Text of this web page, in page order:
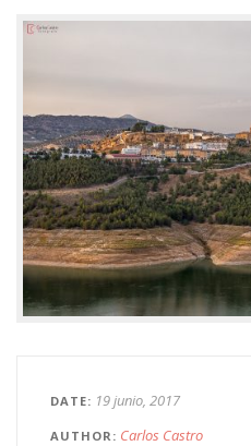
DATE 19 junio, 2017
AUTHOR Carlos Castro